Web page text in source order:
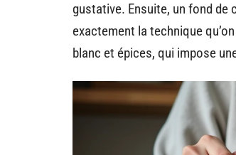
gustative. Ensuite, un fond de
exactement la technique
blanc et épices, qui impose